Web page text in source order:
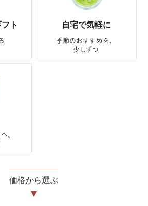
ト 自宅で気軽に
季節のおすすめを、
少しずつ
、
価格から選ぶ